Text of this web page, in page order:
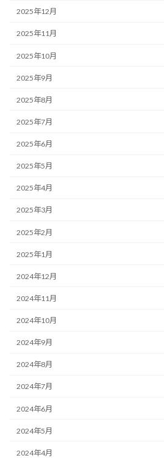
2025年12月
2025年11月
2025年10月
2025年9月
2025年8月
2025年7月
2025年6月
2025年5月
2025年4月
2025年3月
2025年2月
2025年1月
2024年12月
2024年11月
2024年10月
2024年9月
2024年8月
2024年7月
2024年6月
2024年5月
2024年4月